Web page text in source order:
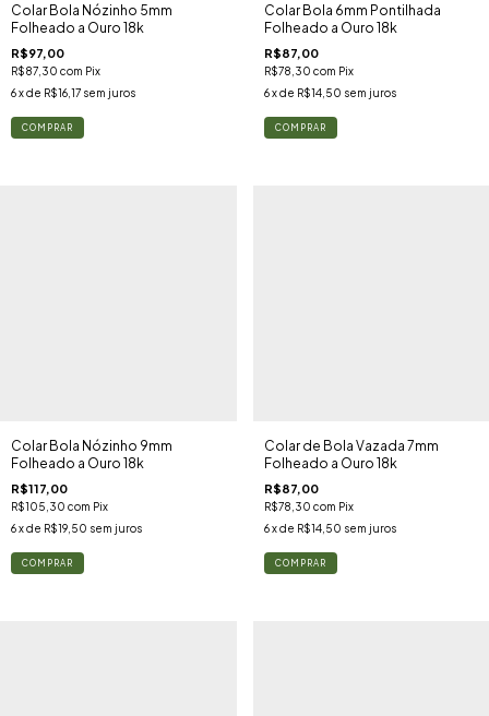
Colar Bola Nózinho 5mm
Folheado a Ouro 18k
R$97,00
R$87,30 com Pix
6x de R$16,17 sem juros
Colar Bola 6mm Pontilhada
Folheado a Ouro 18k
R$87,00
R$78,30 com Pix
6 x de R$14,50 sem juros
Colar Bola Nózinho 9mm
Folheado a Ouro 18k
R$117,00
R$105,30 com Pix
6x de R$19,50 sem juros
Colar de Bola Vazada 7mm
Folheado a Ouro 18k
R$87,00
R$78,30 com Pix
6 x de R$14,50 sem juros